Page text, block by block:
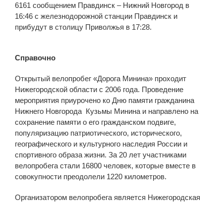
6161 сообщением Правдинск – Нижний Новгород в
16:46 с железнодорожной станции Правдинск и
прибудут в столицу Приволжья в 17:28.
Справочно
Открытый велопробег «Дорога Минина» проходит
Нижегородской области с 2006 года. Проведение
мероприятия приурочено ко Дню памяти гражданина
Нижнего Новгорода Кузьмы Минина и направлено на
сохранение памяти о его гражданском подвиге,
популяризацию патриотического, исторического,
географического и культурного наследия России и
спортивного образа жизни. За 20 лет участниками
велопробега стали 16800 человек, которые вместе в
совокупности преодолели 1220 километров.
Организатором велопробега является Нижегородская